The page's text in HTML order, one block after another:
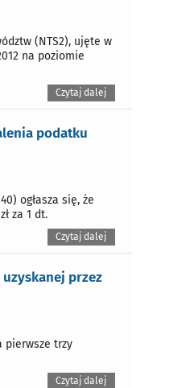
(NTS2), ujęte w
na poziomie
Czytaj dalej
podatku
ogłasza się, że
za 1 dt.
Czytaj dalej
przez
pierwsze trzy
Czytaj dalej